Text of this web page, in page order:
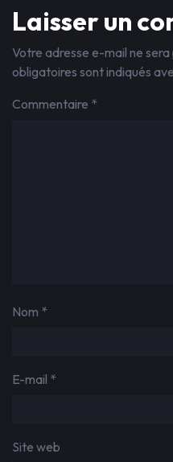
Laisser un
Votre adresse e-mail ne sera
obligatoires sont indiqués
Commentaire *
Nom *
E-mail *
Site web